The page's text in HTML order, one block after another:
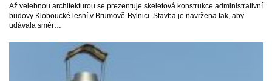
Až velebnou architekturou se prezentuje skeletová konstrukce administrativní
budovy Kloboucké lesní v Brumově-Bylnici. Stavba je navržena tak, aby
udávala směr…